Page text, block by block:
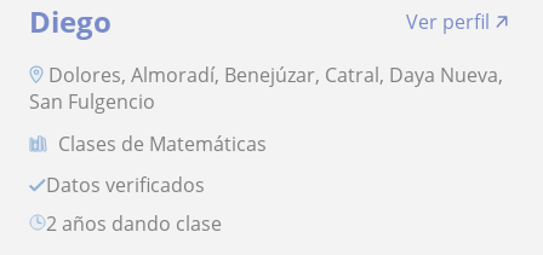
Diego
Ver perfil
Dolores, Almoradí, Benejúzar, Catral, Daya Nueva,
San Fulgencio
Clases de Matemáticas
Datos verificados
2 años dando clase